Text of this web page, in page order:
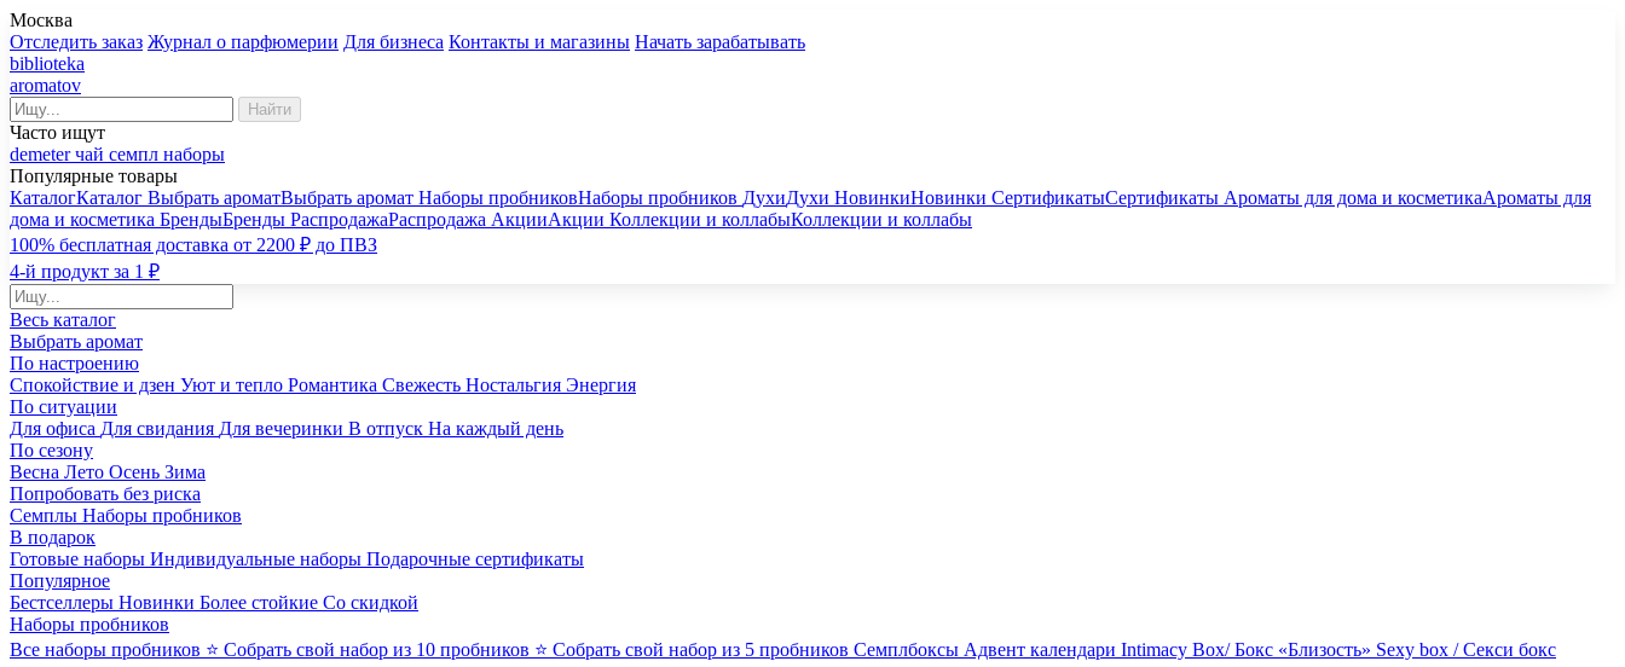
Москва
Отследить заказ Журнал о парфюмерии Для бизнеса Контакты и магазины Начать зарабатывать
biblioteka
aromatov
Найти
Часто ищут
demeterчай семпл наборы
Популярные товары
КаталогКаталог Выбрать ароматВыбрать аромат Наборы пробниковНаборы пробников ДухиДухи НовинкиНовинки СертификатыСертификаты Ароматы для дома и косметикаАроматы для
дома и косметика БрендыБренды РаспродажаРаспродажа АкцииАкции Коллекции и коллабыКоллекции и коллабы
100% бесплатная доставка от 2200 ₽ до ПВЗ
4-й продукт за 1 ₽
Весь каталог
Выбрать аромат
По настроению
Спокойствие и дзен Уют и тепло Романтика Свежесть Ностальгия Энергия
По ситуации
Для офиса Для свидания Для вечеринки В отпуск На каждый день
По сезону
Весна Лето Осень Зима
Попробовать без риска
Семплы Наборы пробников
В подарок
Готовые наборы Индивидуальные наборы Подарочные сертификаты
Популярное
Бестселлеры Новинки Более стойкие Со скидкой
Наборы пробников
Все наборы пробников ⭐ Собрать свой набор из 10 пробников ⭐ Собрать свой набор из 5 пробников Семплбоксы Адвент календари Intimacy Box/ Бокс «Близость» Sexy box / Секси бокс